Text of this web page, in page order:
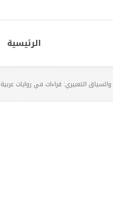
الرئيسية
التعبيري: قراءات في روايات عربية